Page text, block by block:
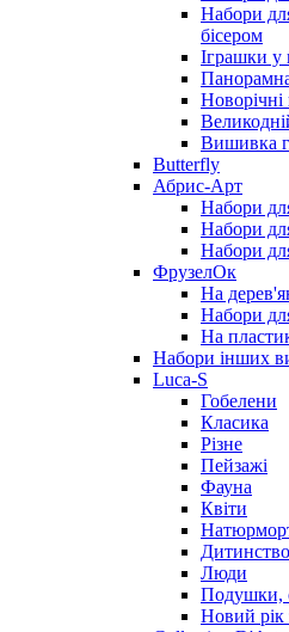
Набори
бісером
Іграшки у
Вишивка
Butterfly
Абрис-Арт
Набори
Набори
Набори
ФрузелОк
На
Набори
На
Набори інших
Luca-S
Гобелени
Класика
Різне
Пейзажі
Фауна
Квіти
Дитинство
Люди
Подушки,
Новий рік